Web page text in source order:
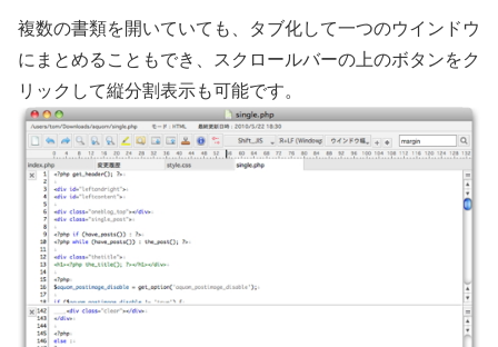
複数の書類を開いていても、タブ化して一つのウインドウ
にまとめることもでき、スクロールバーの上のボタンをク
リックして縦分割表示も可能です。